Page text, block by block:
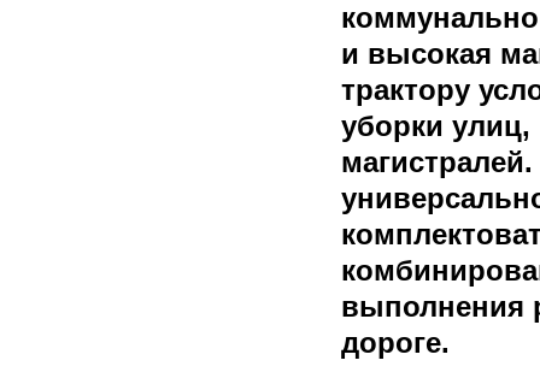
и высокая
трактору
уборки
выполнения
дороге.